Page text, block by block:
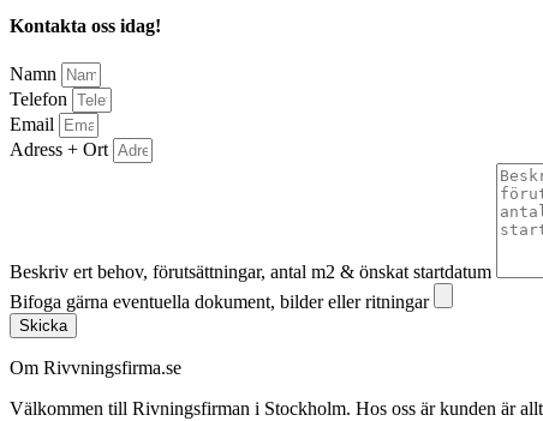
Kontakta oss idag!
Namn
Telefon
Email
Adress + Ort
Beskriv ert behov, förutsättningar, antal m2 & önskat startdatum
Bifoga gärna eventuella dokument, bilder eller ritningar
Skicka
Om Rivvningsfirma.se
Välkommen till Rivningsfirman i Stockholm. Hos oss är kunden är